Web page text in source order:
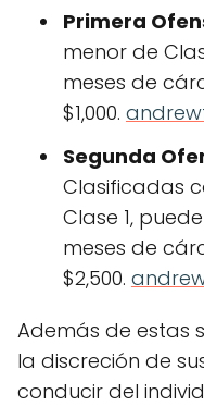
Primera
menor de
meses de
$1,000.
Segunda
Clasificadas
Clase 1,
meses de
$2,500.
Además de estas
la discreción de
conducir del